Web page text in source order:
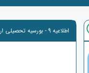
اطلاعیه 9 - بورسیه تحصیلی اروپا تضمینی